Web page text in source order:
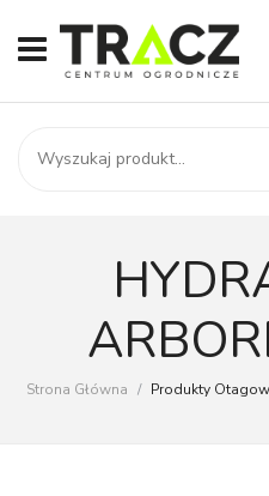
START
SKLEP
AKTUALNOŚCI
KONTAKT
Kontakt
Brak
Strona Główna / Produkty